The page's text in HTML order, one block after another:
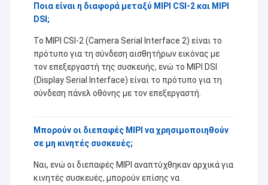
Ενότητα καμερών αναγνώρισης προσώπου
ενότητα lap-top webcam
1MP ενότητα καμερών
2MP ενότητα καμερών
5MP ενότητα καμερών
8MP ενότητα καμερών
13MP ενότητα καμερών
Ποια είναι η διαφορά μεταξύ MIPI CSI-2 και MIPI
DSI;
Το MIPI CSI-2 (Camera Serial Interface 2) είναι το
πρότυπο για τη σύνδεση αισθητήρων εικόνας με
τον επεξεργαστή της συσκευής, ενώ το MIPI DSI
(Display Serial Interface) είναι το πρότυπο για τη
σύνδεση πάνελ οθόνης με τον επεξεργαστή.
Μπορούν οι διεπαφές MIPI να χρησιμοποιηθούν
σε μη κινητές συσκευές;
Ναι, ενώ οι διεπαφές MIPI αναπτύχθηκαν αρχικά για
κινητές συσκευές, μπορούν επίσης να